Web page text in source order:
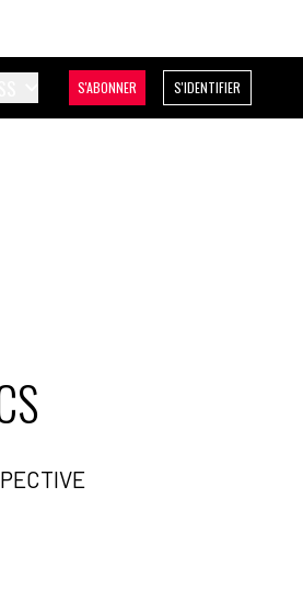
S'ABONNER S'IDENTIFIER